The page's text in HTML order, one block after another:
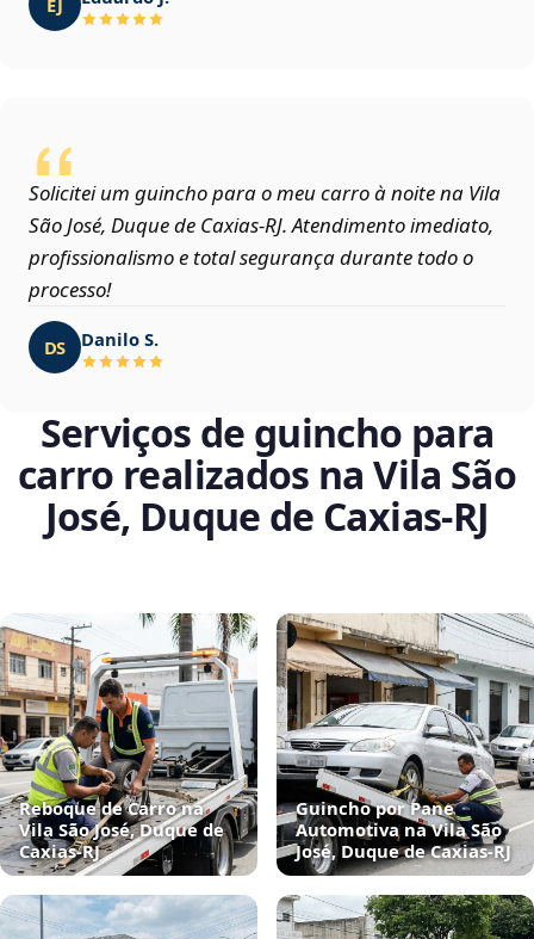
Solicitei um guincho para o meu carro à noite na Vila
São José, Duque de Caxias‑RJ. Atendimento imediato,
profissionalismo e total segurança durante todo o
processo!
DS Danilo S.
Serviços de guincho para
carro realizados na Vila São
José, Duque de Caxias‑RJ
Reboque de Carro na
Vila São José, Duque de
Caxias‑RJ
Guincho por Pane
Automotiva na Vila São
José, Duque de Caxias‑RJ